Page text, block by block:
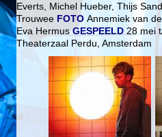
Everts, Michel Hueber, Thijs
Trouwee FOTO Annemiek van
Eva HermusGESPEELD 28 mei
Theaterzaal Perdu, Amsterdam